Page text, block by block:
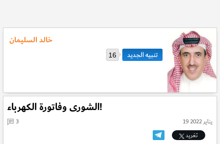
خالد السليمان
16
الشورى وفاتورة الكهرباء!
19 يناير 2022
3
تغريد